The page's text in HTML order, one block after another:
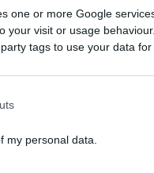
one or more Google
your visit or usage
tags to use your data
my personal data.